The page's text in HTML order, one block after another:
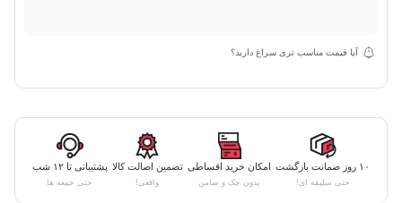
آیا قیمت مناسب تری سراغ دارید؟
۱۰ روز ضمانت بازگشت
حتی سلیقه ای!
امکان خرید اقساطی
بدون چک و ضامن
تضمین اصالت کالا
واقعی!
پشتیبانی تا ۱۲ شب
حتی جمعه ها